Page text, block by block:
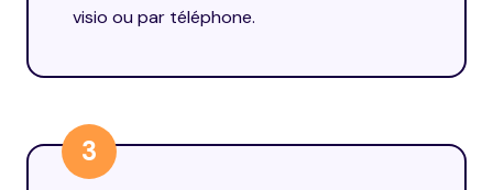
visio ou par téléphone.
3